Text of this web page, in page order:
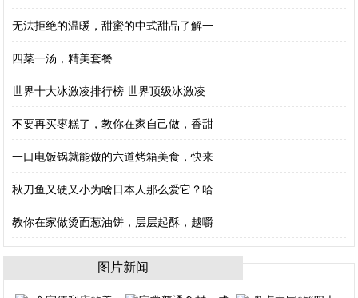
无法拒绝的温暖，甜蜜的中式甜品了解一
四菜一汤，精美套餐
世界十大冰激凌排行榜 世界顶级冰激凌
不要再买枣糕了，教你在家自己做，香甜
一口电饭锅就能做的六道烤箱美食，快来
秋刀鱼又硬又小为啥日本人那么爱它？哈
教你在家做烫面葱油饼，层层起酥，越嚼
图片新闻